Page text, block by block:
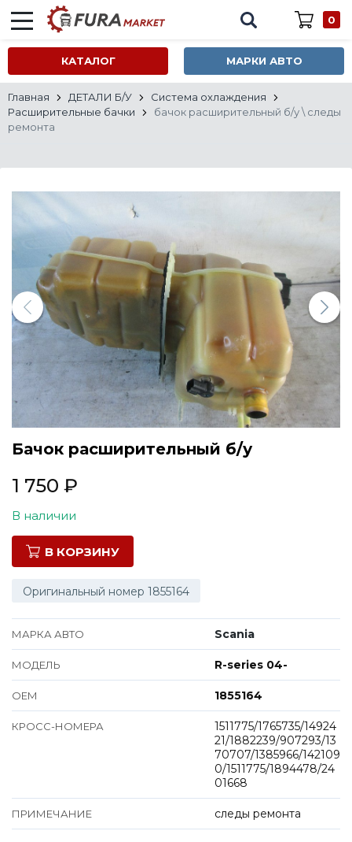
0
КАТАЛОГ МАРКИ АВТО
Все марки
Главная ДЕТАЛИ Б/У
Система охлаждения
Расширительные бачки
бачок расширительный б/у \ следы
ремонта
Бачок расширительный б/у
1 750 ₽
В наличии
В КОРЗИНУ
Оригинальный номер 1855164
МАРКА АВТО Scania
МОДЕЛЬ R-series 04-
ОЕМ 1855164
КРОСС-НОМЕРА
1511775/1765735/14924
21/1882239/907293/13
70707/1385966/142109
0/1511775/1894478/24
01668
ПРИМЕЧАНИЕ следы ремонта